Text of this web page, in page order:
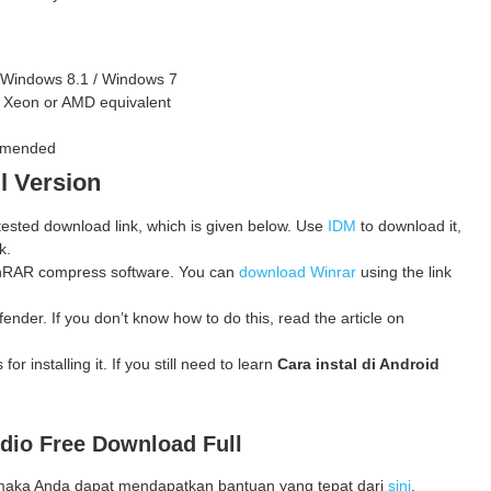
8.1 / Windows 7
or AMD equivalent
Version
download link, which is given below. Use IDM to download it,
compress software. You can download Winrar using the link
If you don’t know how to do this, read the article on
installing it. If you still need to learn Cara instal di Android
Free Download Full
Anda dapat mendapatkan bantuan yang tepat dari sini